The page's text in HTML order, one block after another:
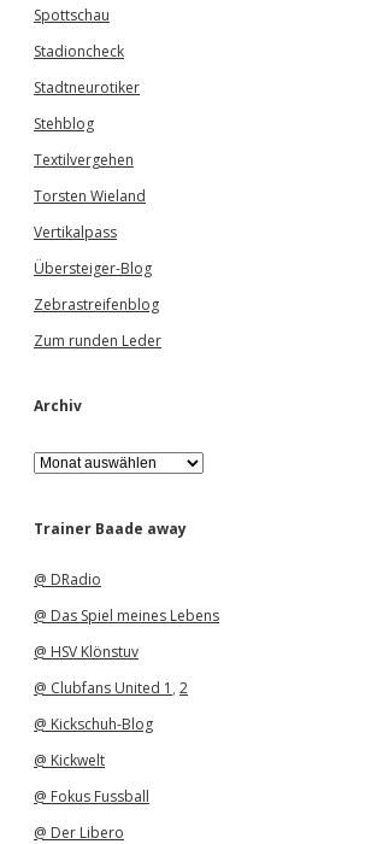
Spottschau
Stadioncheck
Stadtneurotiker
Stehblog
Textilvergehen
Torsten Wieland
Vertikalpass
Übersteiger-Blog
Zebrastreifenblog
Zum runden Leder
Archiv
A
r
h
Trainer Baade away
@ DRadio
@ Das Spiel meines Lebens
@ HSV Klönstuv
@ Clubfans United 1 , 2
@ Kickschuh-Blog
@ Kickwelt
@ Fokus Fussball
@ Der Libero